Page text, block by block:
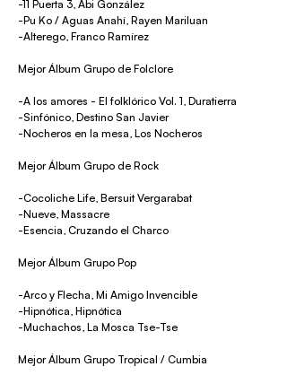
-11 Puerta 3, Abi González
-Pu Ko / Aguas Anahí, Rayen Mariluan
-Alterego, Franco Ramírez
Mejor Álbum Grupo de Folclore
-A los amores - El folklórico Vol. 1, Duratierra
-Sinfónico, Destino San Javier
-Nocheros en la mesa, Los Nocheros
Mejor Álbum Grupo de Rock
-Cocoliche Life, Bersuit Vergarabat
-Nueve, Massacre
-Esencia, Cruzando el Charco
Mejor Álbum Grupo Pop
-Arco y Flecha, Mi Amigo Invencible
-Hipnótica, Hipnótica
-Muchachos, La Mosca Tse-Tse
Mejor Álbum Grupo Tropical / Cumbia